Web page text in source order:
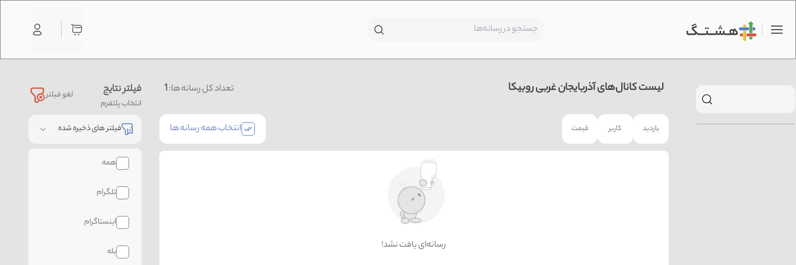
لغو فیلتر فیلتر نتایج
انتخاب پلتفرم
فیلتر های ذخیره شده
همه
تلگرام
اینستاگرام
بله
تعداد کل رسانه ها:1 لیست کانال‌های آذربایجان غربی روبیکا
انتخاب همه رسانه ها قیمت کاربر بازدید
!رسانه‌ای یافت نشد